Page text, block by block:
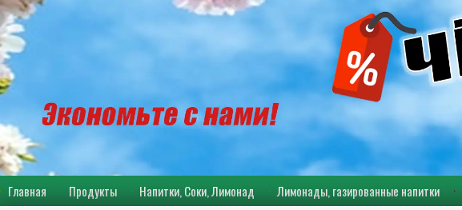
Главная Продукты Напитки, Соки, Лимонад Лимонады, газированные напитки